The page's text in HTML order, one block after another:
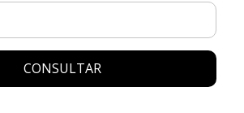
CONSULTAR